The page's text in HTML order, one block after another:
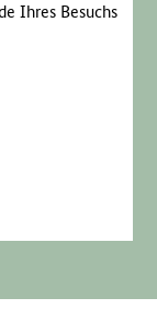
Ihres Besuchs